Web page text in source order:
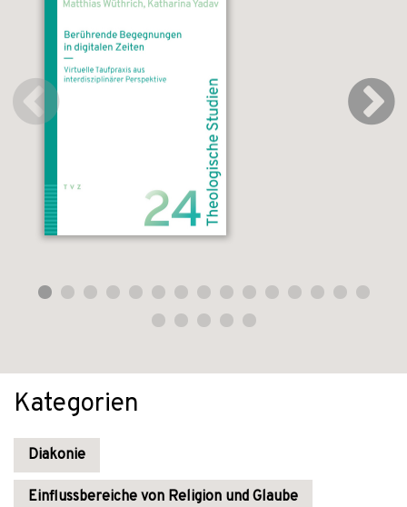
Kategorien
Diakonie
Einflussbereiche von Religion und Glaube